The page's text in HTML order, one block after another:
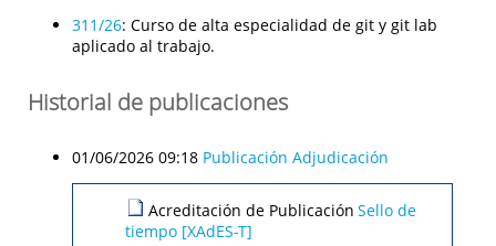
311/26: Curso de alta especialidad de git y git lab
aplicado al trabajo.
Historial de publicaciones
01/06/2026 09:18 Publicación Adjudicación
Acreditación de Publicación Sello de
tiempo [XAdES-T]